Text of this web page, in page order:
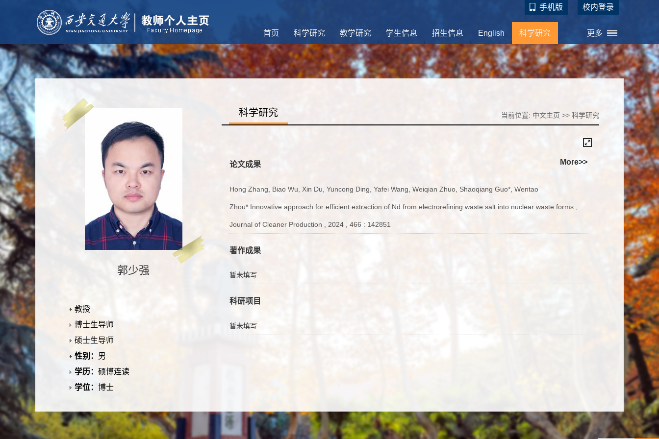
校内登录
手机版
首页 科学研究 教学研究 学生信息 招生信息 English 科学研究 更多
郭少强
教授
博士生导师
硕士生导师
性别： 男
学历： 硕博连读
学位： 博士
电子邮箱：
办公地点：
科学研究 当前位置: 中文主页 >> 科学研究
论文成果 More>>
Hong Zhang, Biao Wu, Xin Du, Yuncong Ding, Yafei Wang, Weiqian Zhuo, Shaoqiang Guo*, Wentao
Zhou*.Innovative approach for efficient extraction of Nd from electrorefining waste salt into nuclear waste forms ,
Journal of Cleaner Production , 2024 , 466 : 142851
著作成果
暂未填写
科研项目
暂未填写